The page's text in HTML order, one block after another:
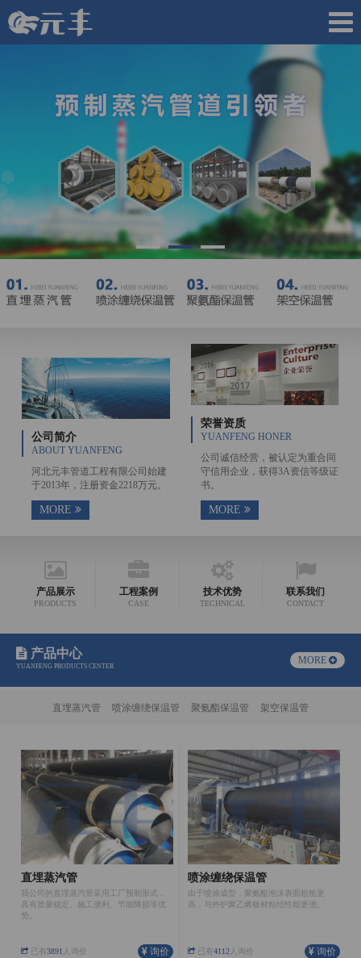
公司简介
ABOUT YUANFENG
河北元丰管道工程有限公司始建
于2013年，注册资金2218万元。
MORE
荣誉资质
YUANFENG HONER
公司诚信经营，被认定为重合同
守信用企业，获得3A资信等级证
书。
MORE
产品展示
PRODUCTS
工程案例
CASE
技术优势
TECHNICAL
联系我们
CONTACT
产品中心
YUANFENG PRODUCTS CENTER
MORE
直埋蒸汽管 喷涂缠绕保温管 聚氨酯保温管 架空保温管
直埋蒸汽管
我公司的直埋蒸汽管采用工厂预制形式，
具有质量稳定、施工便利、节能降损等优
势。
已有3891 人询价 询价
喷涂缠绕保温管
由于喷涂成型，聚氨酯泡沫表面粗糙更
高，与外护聚乙烯板材粘结性能更强。
已有4112人询价 询价